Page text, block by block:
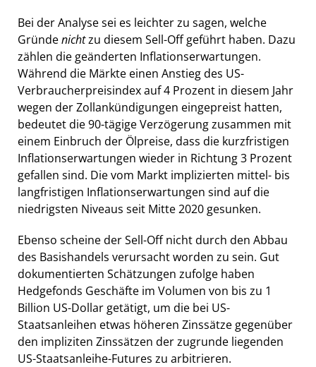
Bei der Analyse sei es leichter zu sagen, welche
Gründenichtzu diesem Sell-Off geführt haben. Dazu
zählen die geänderten Inflationserwartungen.
Während die Märkte einen Anstieg des US-
Verbraucherpreisindex auf 4 Prozent in diesem Jahr
wegen der Zollankündigungen eingepreist hatten,
bedeutet die 90-tägige Verzögerung zusammen mit
einem Einbruch der Ölpreise, dass die kurzfristigen
Inflationserwartungen wieder in Richtung 3 Prozent
gefallen sind. Die vom Markt implizierten mittel- bis
langfristigen Inflationserwartungen sind auf die
niedrigsten Niveaus seit Mitte 2020 gesunken.
Ebenso scheine der Sell-Off nicht durch den Abbau
des Basishandels verursacht worden zu sein. Gut
dokumentierten Schätzungen zufolge haben
Hedgefonds Geschäfte im Volumen von bis zu 1
Billion US-Dollar getätigt, um die bei US-
Staatsanleihen etwas höheren Zinssätze gegenüber
den impliziten Zinssätzen der zugrunde liegenden
US-Staatsanleihe-Futures zu arbitrieren.